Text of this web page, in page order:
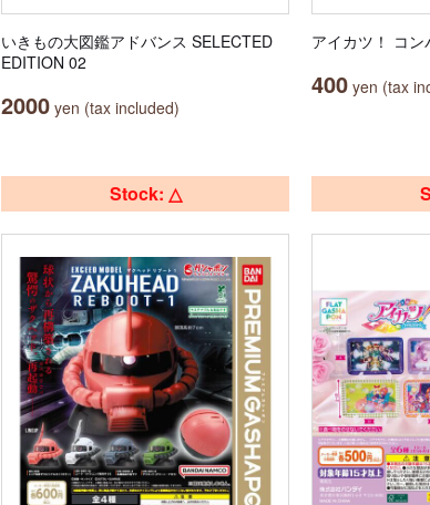
いきもの大図鑑アドバンス SELECTED
EDITION 02
2000 yen (tax included)
アイカツ！ コン
400 yen (tax
Stock: △